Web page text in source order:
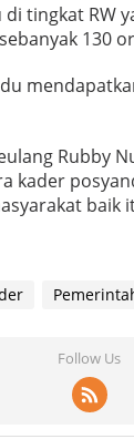
tingkat RW
130
Rubby
kader
Follow Us